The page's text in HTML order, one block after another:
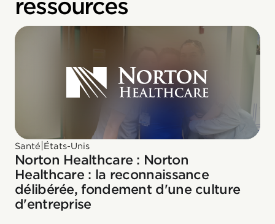
ressources
Santé États-Unis
Norton Healthcare : Norton
Healthcare : la reconnaissance
délibérée, fondement d'une culture
d'entreprise